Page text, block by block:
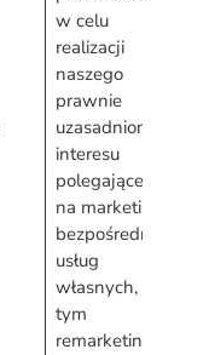
w celu
realizacji
naszego
prawnie
uzasadnionego
interesu
polegającego
na marketingu
bezpośrednim
usług
własnych, w
tym
remarketingu